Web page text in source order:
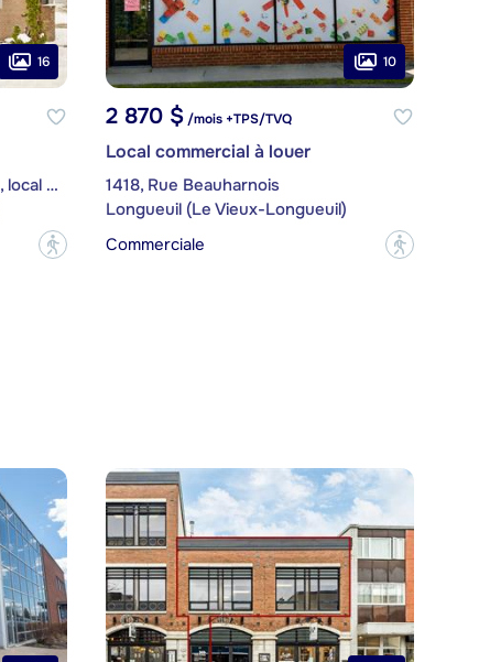
16
486, Chemin du Coteau-Rouge, local ÉTAGE
?
10
2 870 $/mois +TPS/TVQ
Local commercial à louer
1418, Rue Beauharnois
Longueuil (Le Vieux-Longueuil)
Commerciale
?